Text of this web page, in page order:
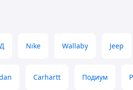
Nike Wallaby Jeep
Carhartt Подиум